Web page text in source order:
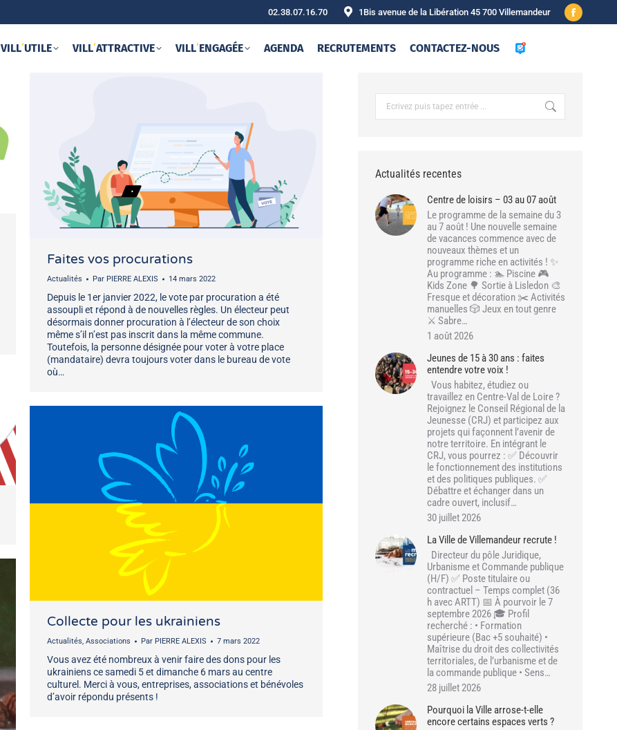
02.38.07.16.70 1Bis avenue de la Libération 45 700 Villemandeur
Facebook
VILL‘UTILE VILL‘ATTRACTIVE VILL‘ENGAGÉE AGENDA RECRUTEMENTS CONTACTEZ-NOUS
Faites vos procurations
Actualités Par PIERRE ALEXIS 14 mars 2022
Depuis le 1er janvier 2022, le vote par procuration a été
assoupli et répond à de nouvelles règles. Un électeur peut
désormais donner procuration à l’électeur de son choix
même s’il n’est pas inscrit dans la même commune.
Toutefois, la personne désignée pour voter à votre place
(mandataire) devra toujours voter dans le bureau de vote
où…
Collecte pour les ukrainiens
Actualités, Associations Par PIERRE ALEXIS 7 mars 2022
Vous avez été nombreux à venir faire des dons pour les
ukrainiens ce samedi 5 et dimanche 6 mars au centre
culturel. Merci à vous, entreprises, associations et bénévoles
d’avoir répondu présents !
Actualités recentes
Centre de loisirs – 03 au 07 août
Le programme de la semaine du 3
au 7 août ! Une nouvelle semaine
de vacances commence avec de
nouveaux thèmes et un
programme riche en activités ! ✨
Au programme : 🏊 Piscine 🎮
Kids Zone 🌳 Sortie à Lisledon 🎨
Fresque et décoration ✂️ Activités
manuelles 🎲 Jeux en tout genre
⚔️ Sabre…
1 août 2026
Jeunes de 15 à 30 ans : faites
entendre votre voix !
Vous habitez, étudiez ou
travaillez en Centre-Val de Loire ?
Rejoignez le Conseil Régional de la
Jeunesse (CRJ) et participez aux
projets qui façonnent l’avenir de
notre territoire. En intégrant le
CRJ, vous pourrez : ✅ Découvrir
le fonctionnement des institutions
et des politiques publiques. ✅
Débattre et échanger dans un
cadre ouvert, inclusif…
30 juillet 2026
La Ville de Villemandeur recrute !
Directeur du pôle Juridique,
Urbanisme et Commande publique
(H/F) ✅ Poste titulaire ou
contractuel – Temps complet (36
h avec ARTT) 📅 À pourvoir le 7
septembre 2026 🎓 Profil
recherché : • Formation
supérieure (Bac +5 souhaité) •
Maîtrise du droit des collectivités
territoriales, de l’urbanisme et de
la commande publique • Sens…
28 juillet 2026
Pourquoi la Ville arrose-t-elle
encore certains espaces verts ?